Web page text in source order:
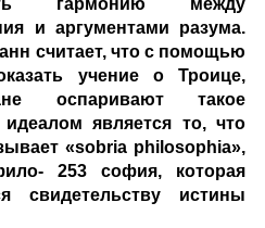
гармонию между
и аргументами разума.
считает, что с помощью
учение о Троице,
оспаривают такое
является то, что
«sobria philosophia»,
253 софия, которая
свидетельству истины